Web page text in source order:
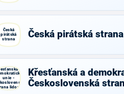
Česká
pirátská
strana
Česká pirátská strana
a
unie -
lidová
Křesťanská a
Československá